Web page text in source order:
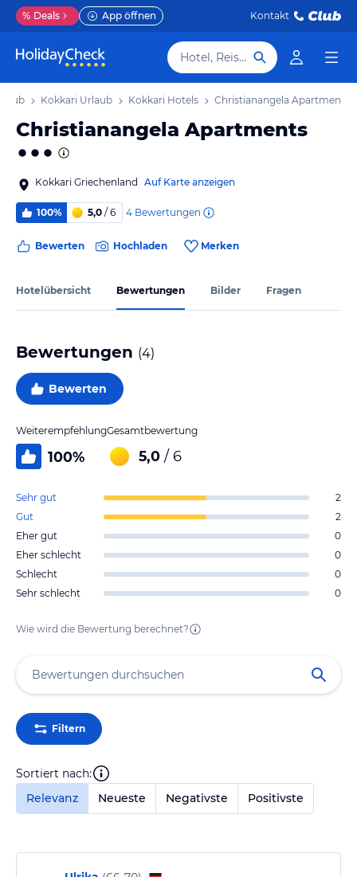
% Deals App öffnen Kontakt
Hotel, Reiseziel
Kokkari Urlaub Kokkari Hotels Christianangela Apartments
Christianangela Apartments
Kokkari Griechenland Auf Karte anzeigen
100% 5,0 / 6 4 Bewertungen
Bewerten Hochladen Merken
Hotelübersicht Bewertungen Bilder Fragen
Bewertungen (4)
Bewerten
Weiterempfehlung
100%
Gesamtbewertung
5,0 / 6
Sehr gut
2
Gut
2
Eher gut
0
Eher schlecht
0
Schlecht
0
Sehr schlecht
0
Wie wird die Bewertung berechnet?
Filtern
Sortiert nach:
Relevanz
Neueste Negativste Positivste